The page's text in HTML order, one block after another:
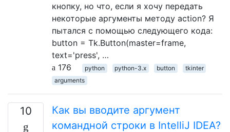
кнопку, но что, если я хочу передать
некоторые аргументы методу action? Я
пытался с помощью следующего кода:
button = Tk.Button(master=frame,
text='press', …
176
python python-3.x button
tkinter
arguments
10
Как вы вводите аргумент
командной строки в IntelliJ IDEA?